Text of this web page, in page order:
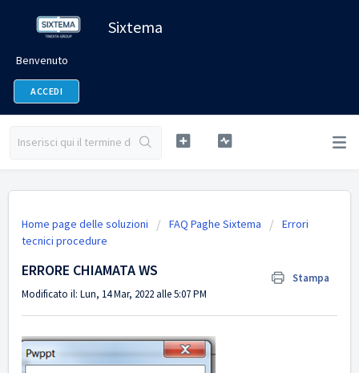
Sixtema
Benvenuto
ACCEDI
Home page delle soluzioni FAQ Paghe Sixtema
Errori
tecnici procedure
ERRORE CHIAMATA WS
Stampa
Modificato il: Lun, 14 Mar, 2022 alle 5:07 PM